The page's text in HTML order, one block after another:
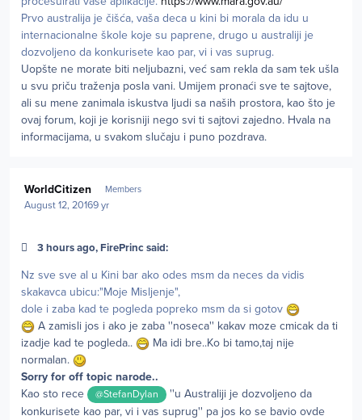
Prvo australija je čišća, vaša deca u kini bi morala da idu u
internacionalne škole koje su paprene, drugo u australiji je
dozvoljeno da konkurisete kao par, vi i vas suprug.
Uopšte ne morate biti neljubazni, već sam rekla da sam tek ušla
u svu priču traženja posla vani. Umijem pronaći sve te sajtove,
ali su mene zanimala iskustva ljudi sa naših prostora, kao što je
ovaj forum, koji je korisniji nego svi ti sajtovi zajedno. Hvala na
informacijama, u svakom slučaju i puno pozdrava.
WorldCitizen Members
August 12, 20169 yr
3 hours ago, FirePrinc said:
Nz sve sve al u Kini bar ako odes msm da neces da vidis
skakavca ubicu:"Moje Misljenje",
dole i zaba kad te pogleda popreko msm da si gotov
A zamisli jos i ako je zaba ''noseca'' kakav moze cmicak da ti
izadje kad te pogleda..
Ma idi bre..Ko bi tamo,taj nije
normalan.
Sorry for off topic narode..
Kao sto rece
@StefanDylan
''u Australiji je dozvoljeno da
konkurisete kao par, vi i vas suprug'' pa jos ko se bavio ovde